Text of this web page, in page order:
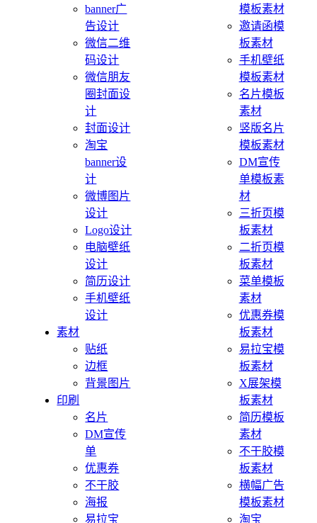
banner广
告设计
微信二维
码设计
微信朋友
圈封面设
计
封面设计
淘宝
banner设
计
微博图片
设计
Logo设计
电脑壁纸
设计
简历设计
手机壁纸
设计
素材
贴纸
边框
背景图片
印刷
名片
DM宣传
单
优惠券
不干胶
海报
易拉宝
模板素材
邀请函模
板素材
手机壁纸
模板素材
名片模板
素材
竖版名片
模板素材
DM宣传
单模板素
材
三折页模
板素材
二折页模
板素材
菜单模板
素材
优惠券模
板素材
易拉宝模
板素材
X展架模
板素材
简历模板
素材
不干胶模
板素材
横幅广告
模板素材
淘宝